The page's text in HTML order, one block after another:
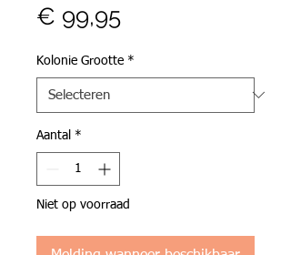
€ 99,95Prijs
Kolonie Grootte *
Aantal *
Niet op voorraad